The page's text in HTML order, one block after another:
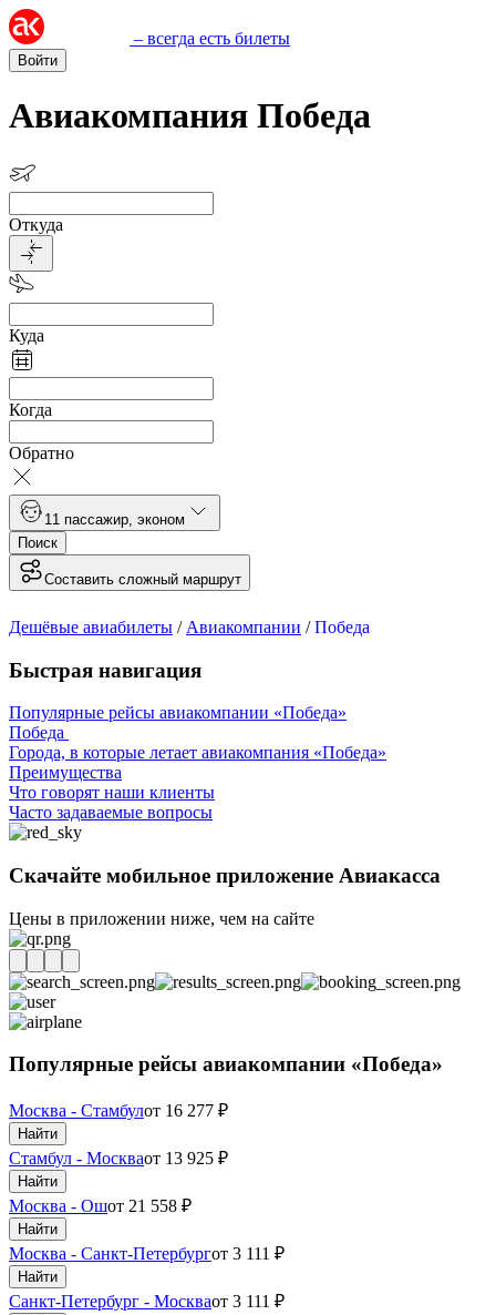
– всегда есть билеты
Войти
Авиакомпания Победа
Откуда
Куда
Когда
Обратно
1 1 пассажир эконом
Поиск
Составить сложный маршрут
Дешёвые авиабилеты / Авиакомпании /Победа
Быстрая навигация
Популярные рейсы авиакомпании «Победа»
Победа
Города, в которые летает авиакомпания «Победа»
Преимущества
Что говорят наши клиенты
Часто задаваемые вопросы
Скачайте мобильное приложение Авиакасса
Цены в приложении ниже, чем на сайте
Популярные рейсы авиакомпании «Победа»
Москва - Стамбулот 16 277 ₽
Найти
Стамбул - Москваот 13 925 ₽
Найти
Москва - Ошот 21 558 ₽
Найти
Москва - Санкт-Петербургот 3 111 ₽
Найти
Санкт-Петербург - Москваот 3 111 ₽